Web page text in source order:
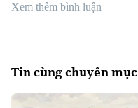
Xem thêm bình luận
Tin cùng chuyên mục